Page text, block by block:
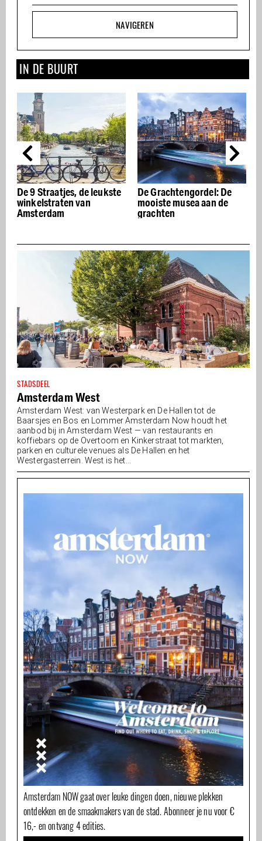
NAVIGEREN
IN DE BUURT
De 9 Straatjes, de leukste
winkelstraten van
Amsterdam
De Grachtengordel: De
mooiste musea aan de
grachten
STADSDEEL
Amsterdam West
Amsterdam West: van Westerpark en De Hallen tot de
Baarsjes en Bos en Lommer Amsterdam Now houdt het
aanbod bij in Amsterdam West — van restaurants en
koffiebars op de Overtoom en Kinkerstraat tot markten,
parken en culturele venues als De Hallen en het
Westergasterrein. West is het...
Amsterdam NOW gaat over leuke dingen doen, nieuwe plekken
ontdekken en de smaakmakers van de stad. Abonneer je nu voor €
16,- en ontvang 4 edities.